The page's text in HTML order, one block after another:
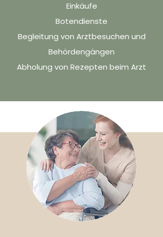
Einkäufe
Botendienste
Begleitung von Arztbesuchen und
Behördengängen
Abholung von Rezepten beim Arzt